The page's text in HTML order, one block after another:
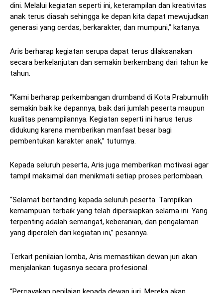
dini. Melalui kegiatan seperti ini, keterampilan dan kreativitas
anak terus diasah sehingga ke depan kita dapat mewujudkan
generasi yang cerdas, berkarakter, dan mumpuni,” katanya.
Aris berharap kegiatan serupa dapat terus dilaksanakan
secara berkelanjutan dan semakin berkembang dari tahun ke
tahun.
“Kami berharap perkembangan drumband di Kota Prabumulih
semakin baik ke depannya, baik dari jumlah peserta maupun
kualitas penampilannya. Kegiatan seperti ini harus terus
didukung karena memberikan manfaat besar bagi
pembentukan karakter anak,” tuturnya.
Kepada seluruh peserta, Aris juga memberikan motivasi agar
tampil maksimal dan menikmati setiap proses perlombaan.
“Selamat bertanding kepada seluruh peserta. Tampilkan
kemampuan terbaik yang telah dipersiapkan selama ini. Yang
terpenting adalah semangat, keberanian, dan pengalaman
yang diperoleh dari kegiatan ini,” pesannya.
Terkait penilaian lomba, Aris memastikan dewan juri akan
menjalankan tugasnya secara profesional.